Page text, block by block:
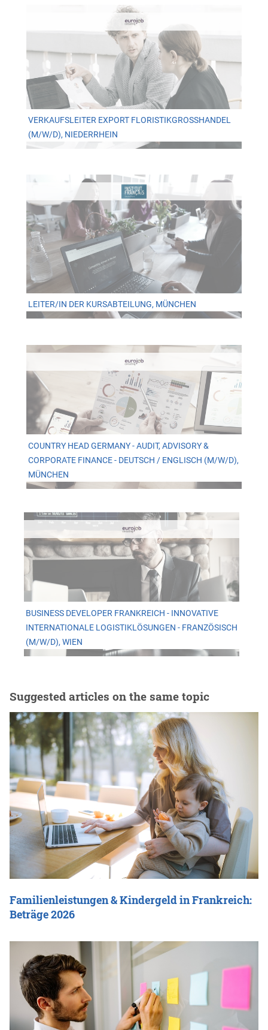
VERKAUFSLEITER EXPORT FLORISTIKGROSSHANDEL (
M/W/D), NIEDERRHEIN
LEITER/IN DER KURSABTEILUNG, MÜNCHEN
COUNTRY HEAD GERMANY - AUDIT, ADVISORY &
CORPORATE FINANCE - DEUTSCH / ENGLISCH (M/W/D),
MÜNCHEN
BUSINESS DEVELOPER FRANKREICH - INNOVATIVE
INTERNATIONALE LOGISTIKLÖSUNGEN - FRANZÖSISCH
(M/W/D), WIEN
Suggested articles on the same topic
Familienleistungen & Kindergeld in Frankreich:
Beträge 2026